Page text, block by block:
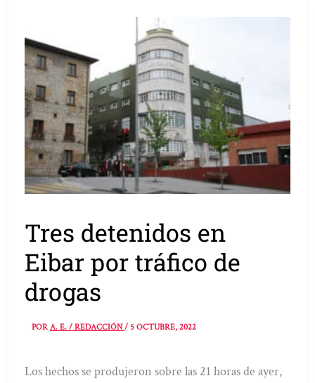
Tres detenidos en
Eibar por tráfico de
drogas
PORA. E. / REDACCIÓN/5 OCTUBRE, 2022
Los hechos se produjeron sobre las 21 horas de ayer,